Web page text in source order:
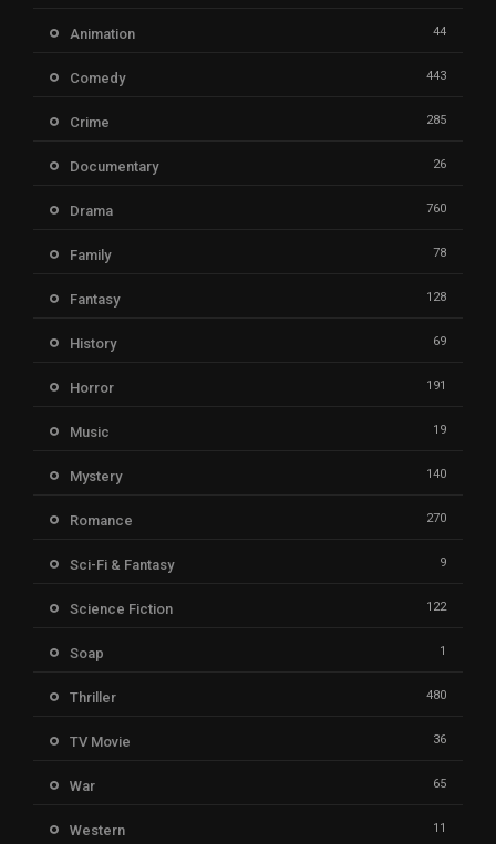
Animation 44
Comedy 443
Crime 285
Documentary 26
Drama 760
Family 78
Fantasy 128
History 69
Horror 191
Music 19
Mystery 140
Romance 270
Sci-Fi & Fantasy 9
Science Fiction 122
Soap 1
Thriller 480
TV Movie 36
War 65
Western 11